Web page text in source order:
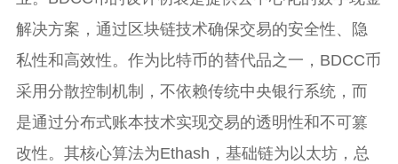
解决方案，通过区块链技术确保交易的安全性、隐
私性和高效性。作为比特币的替代品之一，BDCC币
采用分散控制机制，不依赖传统中央银行系统，而
是通过分布式账本技术实现交易的透明性和不可篡
改性。其核心算法为Ethash，基础链为以太坊，总